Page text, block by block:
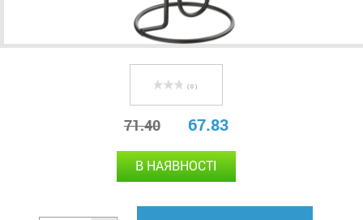
( 0 )
71.40 67.83
В НАЯВНОСТІ